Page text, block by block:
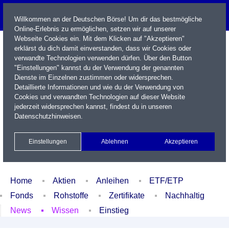
Name / WKN / ISIN / Kürzel
Xetra Realtime
Watchlist Portfolio Login
Home Aktien Anleihen
ETF/ETP
Fonds
Rohstoffe Zertifikate
Nachhaltig
News
Wissen Einstieg
Willkommen an der Deutschen Börse! Um dir das bestmögliche
Online-Erlebnis zu ermöglichen, setzen wir auf unserer
Webseite Cookies ein. Mit dem Klicken auf "Akzeptieren"
erklärst du dich damit einverstanden, dass wir Cookies oder
verwandte Technologien verwenden dürfen. Über den Button
"Einstellungen" kannst du der Verwendung der genannten
Dienste im Einzelnen zustimmen oder widersprechen.
Detaillierte Informationen und wie du der Verwendung von
Cookies und verwandten Technologien auf dieser Website
jederzeit widersprechen kannst, findest du in unseren
Datenschutzhinweisen.
Einstellungen Ablehnen Akzeptieren